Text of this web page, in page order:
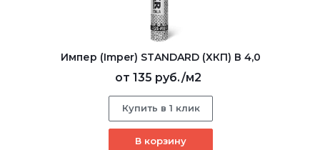
Импер (Imper) STANDARD (ХКП) В 4,0
от 135 руб./м2
Купить в 1 клик
В корзину